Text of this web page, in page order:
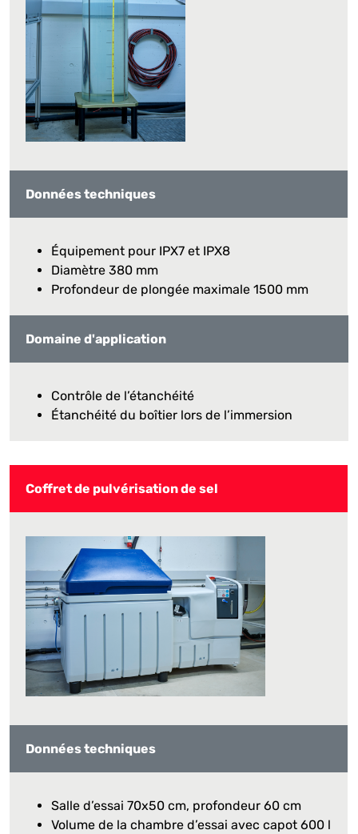
Données techniques
Équipement pour IPX7 et IPX8
Diamètre 380 mm
Profondeur de plongée maximale 1500 mm
Domaine d'application
Contrôle de l’étanchéité
Étanchéité du boîtier lors de l’immersion
Coffret de pulvérisation de sel
Données techniques
Salle d’essai 70x50 cm, profondeur 60 cm
Volume de la chambre d’essai avec capot 600 l